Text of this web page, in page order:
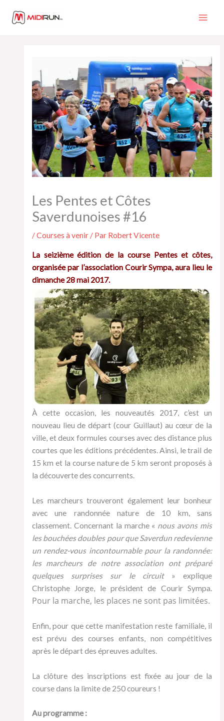
Les Pentes et Côtes
Saverdunoises #16
/Courses à venir/ Par Robert Vicente
La seizième édition de la course Pentes et côtes,
organisée par l’association Courir Sympa, aura lieu le
dimanche 28 mai 2017.
À cette occasion, les nouveautés 2017, c’est un
nouveau lieu de départ (cour Guillaut) au cœur de la
ville, et deux formules courses avec des distance plus
courtes que les éditions précédentes. Ainsi, le trail de
15 km et la course nature de 5 km seront proposés à
la découverte des concurrents.
Les marcheurs trouveront également leur bonheur
avec une randonnée nature de 10 km, sans
classement. Concernant la marche « nous avons mis
les bouchées doubles pour que Saverdun redevienne
un rendez-vous incontournable pour la randonnée:
les marcheurs de notre association ont préparé
quelques surprises sur le circuit» explique
Christophe Jorge, le président de Courir Sympa.
Pour la marche, les places ne sont pas limitées.
Enfin, pour que cette manifestation reste familiale, il
est prévu des courses enfants, non compétitives
après le départ des épreuves adultes.
La clôture des inscriptions est fixée au jour de la
course dans la limite de 250 coureurs !
Au programme :